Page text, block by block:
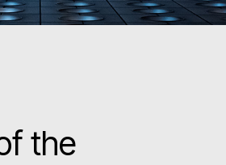
the